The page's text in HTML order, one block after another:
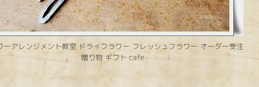
ーアレンジメント教室 ドライフラワー フレッシュフラワー オーダー受注
贈り物 ギフト cafe